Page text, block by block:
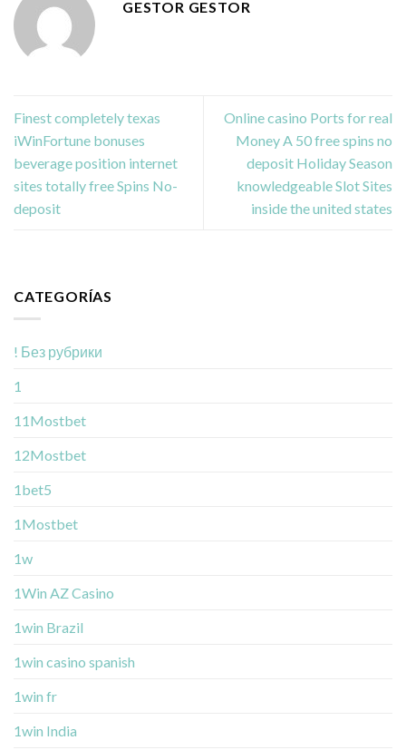
GESTOR GESTOR
Finest completely texas
iWinFortune bonuses
beverage position internet
sites totally free Spins No-
deposit
Online casino Ports for real
Money A 50 free spins no
deposit Holiday Season
knowledgeable Slot Sites
inside the united states
CATEGORÍAS
! Без рубрики
1
11Mostbet
12Mostbet
1bet5
1Mostbet
1w
1Win AZ Casino
1win Brazil
1win casino spanish
1win fr
1win India